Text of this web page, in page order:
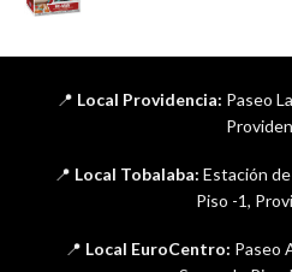
📍 Local Providencia: Paseo
📍 Local Tobalaba: Estación
Piso -1,
📍 Local EuroCentro: Paseo